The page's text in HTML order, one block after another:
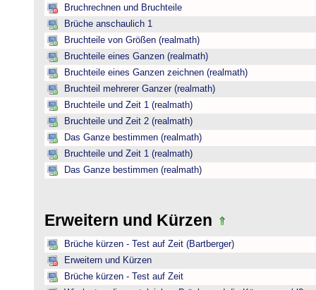
Bruchrechnen und Bruchteile
Brüche anschaulich 1
Bruchteile von Größen (realmath)
Bruchteile eines Ganzen (realmath)
Bruchteile eines Ganzen zeichnen (realmath)
Bruchteil mehrerer Ganzer (realmath)
Bruchteile und Zeit 1 (realmath)
Bruchteile und Zeit 2 (realmath)
Das Ganze bestimmen (realmath)
Bruchteile und Zeit 1 (realmath)
Das Ganze bestimmen (realmath)
Erweitern und Kürzen
Brüche kürzen - Test auf Zeit (Bartberger)
Erweitern und Kürzen
Brüche kürzen - Test auf Zeit